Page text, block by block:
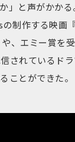
」と声がかかる
制作する映画『
や、エミー賞を
されているド
ことができた。